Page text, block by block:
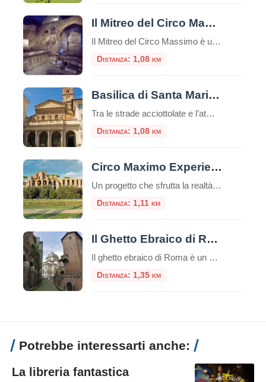
Il Mitreo del Circo Massimo
Il Mitreo del Circo Massimo è un sito archeologico situato a Roma, nei pressi del Circo Massimo, che rappresenta un antico santuario dedicato al culto di Mitra.Questo sito è una delle testimonianze più significative dell’antica religione del Mitraismo, una misteriosa religione orientale che si diffuse ampiamente nell’Impero Romano tra il I e il IV secolo […]
Distanza: 1,08 km
Basilica di Santa Maria in Trastevere
Tra le strade acciottolate e l’atmosfera bohémienne del quartiere Trastevere, sorge una delle più antiche e affascinanti chiese di Roma: la Basilica di Santa Maria in Trastevere. Un luogo che unisce spiritualità, storia e bellezza artistica in un unico colpo d’occhio. Un’antichità che affascina Secondo la tradizione, la basilica fu fondata nel III secolo d.C. […]
Distanza: 1,08 km
Circo Maximo Experience, l’età imperiale rivive con la realtà virtuale
Un progetto che sfrutta la realtà virtuale e aumentata per trasportare i viaggiatori nel vivo dell’età imperiale: Circo Maximo Experience è una delle proposte più interessanti da trovare nella Capitale, un’occasione per visitare l’area attraversandone le diverse fasi storiche. Ecco come funziona la visita e quali sono i costi. Nuove opportunità per il turismo con […]
Distanza: 1,11 km
Il Ghetto Ebraico di Roma
Il ghetto ebraico di Roma è un piccolo quartiere delimitato dal Tevere da una parte e da Piazza Venezia dall’altra, è una zona ricca di storia e cultura e offre diverse attrazioni e luoghi da visitare e numerosi ristorantini tipici.Questo ghetto è stato uno dei primi ghetti istituiti in Europa e ha avuto un impatto […]
Distanza: 1,35 km
Potrebbe interessarti anche:
La libreria fantastica